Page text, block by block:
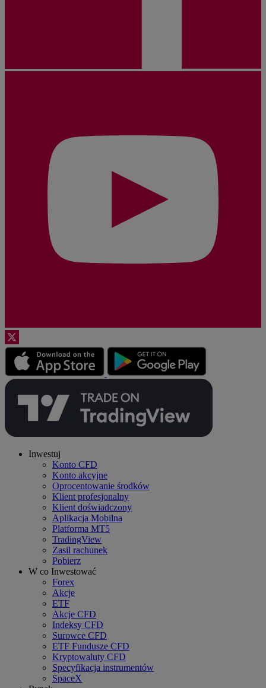
Inwestuj
Konto CFD
Konto akcyjne
Oprocentowanie środków
Klient profesjonalny
Klient doświadczony
Aplikacja Mobilna
Platforma MT5
TradingView
Zasil rachunek
Pobierz
W co Inwestować
Forex
Akcje
ETF
Akcje CFD
Indeksy CFD
Surowce CFD
ETF Fundusze CFD
Kryptowaluty CFD
Specyfikacja instrumentów
SpaceX